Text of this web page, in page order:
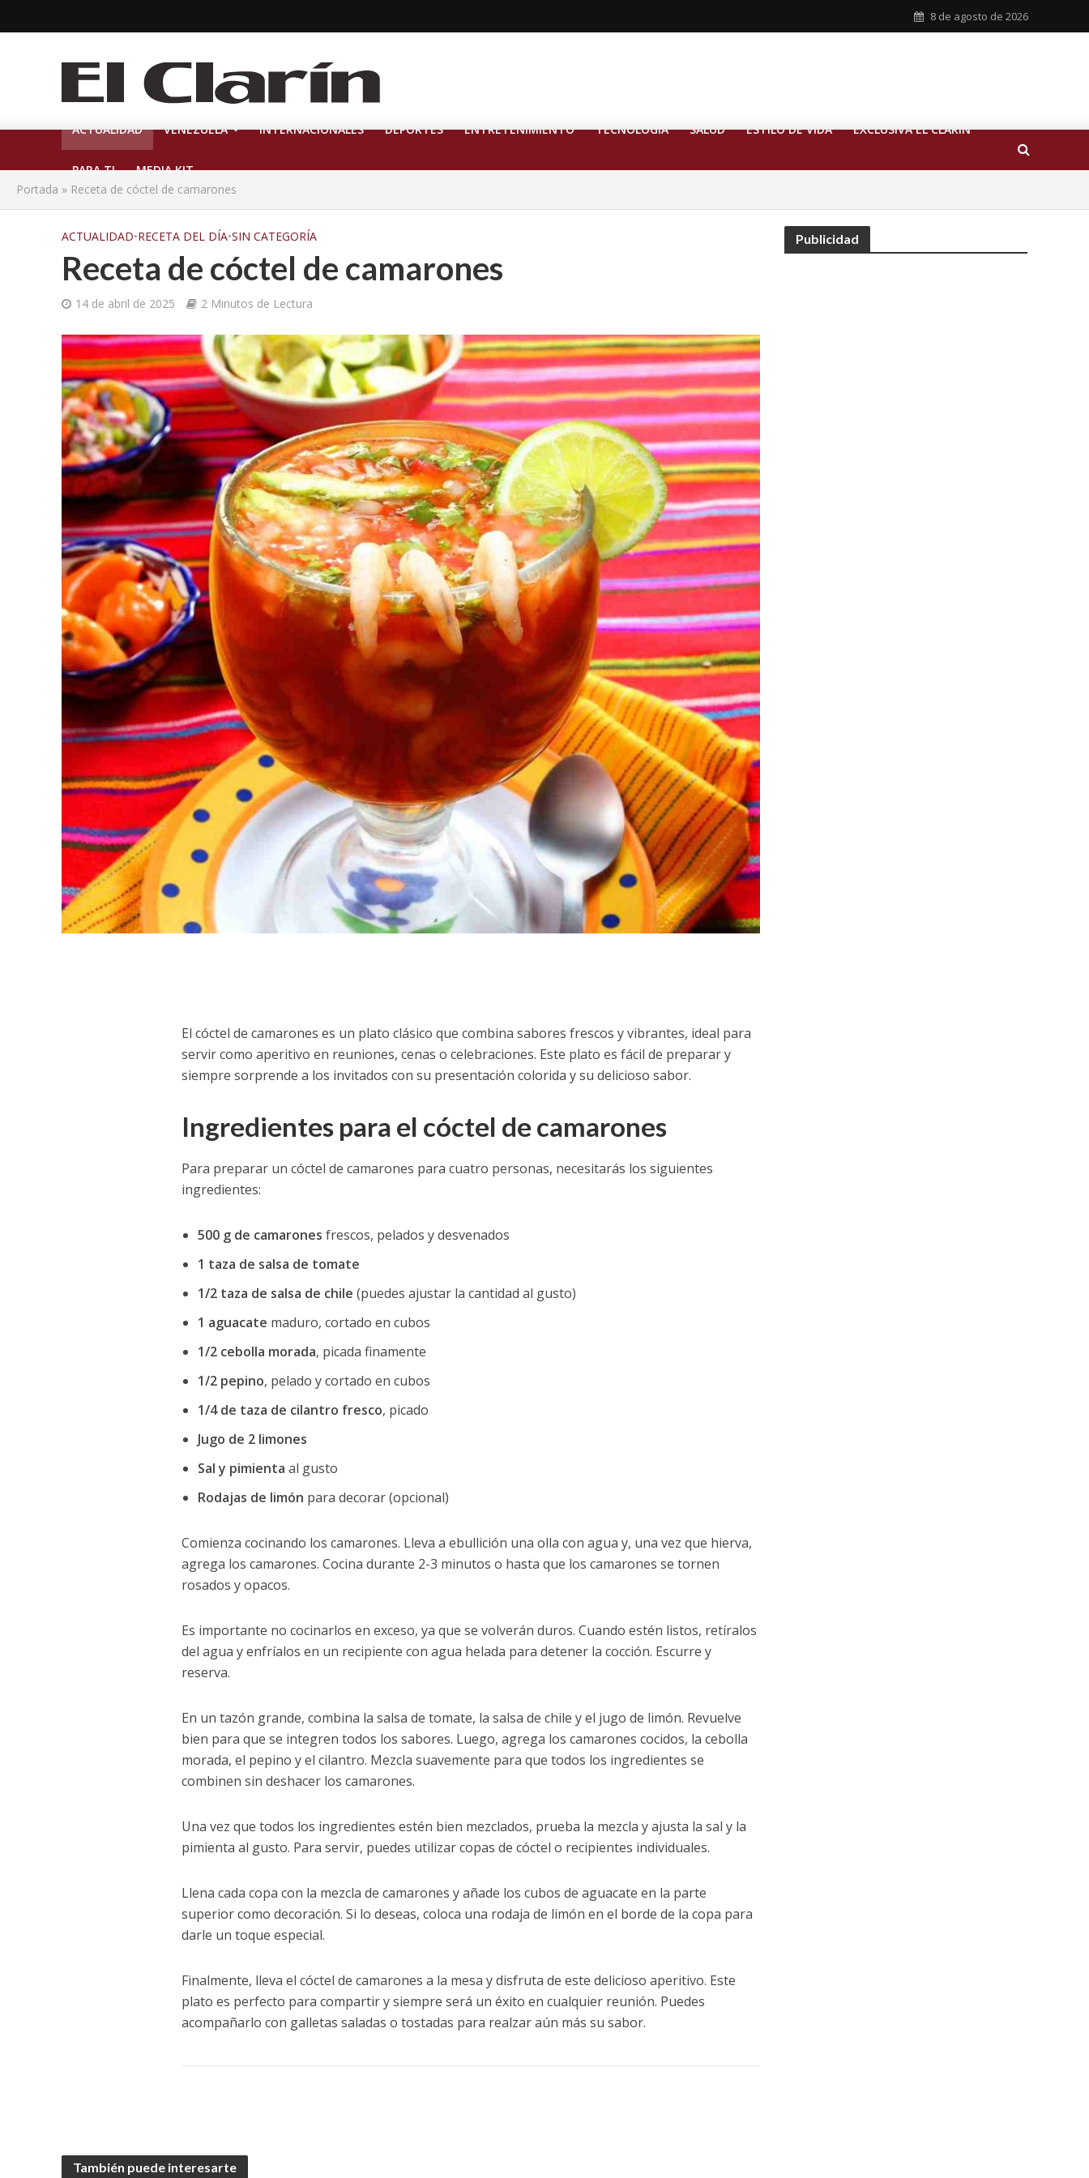
8 de agosto de 2026
ACTUALIDAD VENEZUELA INTERNACIONALES DEPORTES ENTRETENIMIENTO TECNOLOGÍA SALUD ESTILO DE VIDA EXCLUSIVA EL CLARIN
PARA TI
MEDIA KIT
Portada » Receta de cóctel de camarones
ACTUALIDAD•RECETA DEL DÍA•SIN CATEGORÍA
Receta de cóctel de camarones
14 de abril de 2025 2 Minutos de Lectura
El cóctel de camarones es un plato clásico que combina sabores frescos y vibrantes, ideal para
servir como aperitivo en reuniones, cenas o celebraciones. Este plato es fácil de preparar y
siempre sorprende a los invitados con su presentación colorida y su delicioso sabor.
Ingredientes para el cóctel de camarones
Para preparar un cóctel de camarones para cuatro personas, necesitarás los siguientes
ingredientes:
500 g de camarones frescos, pelados y desvenados
1 taza de salsa de tomate
1/2 taza de salsa de chile (puedes ajustar la cantidad al gusto)
1 aguacate maduro, cortado en cubos
1/2 cebolla morada, picada finamente
1/2 pepino, pelado y cortado en cubos
1/4 de taza de cilantro fresco, picado
Jugo de 2 limones
Sal y pimienta al gusto
Rodajas de limón para decorar (opcional)
Comienza cocinando los camarones. Lleva a ebullición una olla con agua y, una vez que hierva,
agrega los camarones. Cocina durante 2-3 minutos o hasta que los camarones se tornen
rosados y opacos.
Es importante no cocinarlos en exceso, ya que se volverán duros. Cuando estén listos, retíralos
del agua y enfríalos en un recipiente con agua helada para detener la cocción. Escurre y
reserva.
En un tazón grande, combina la salsa de tomate, la salsa de chile y el jugo de limón. Revuelve
bien para que se integren todos los sabores. Luego, agrega los camarones cocidos, la cebolla
morada, el pepino y el cilantro. Mezcla suavemente para que todos los ingredientes se
combinen sin deshacer los camarones.
Una vez que todos los ingredientes estén bien mezclados, prueba la mezcla y ajusta la sal y la
pimienta al gusto. Para servir, puedes utilizar copas de cóctel o recipientes individuales.
Llena cada copa con la mezcla de camarones y añade los cubos de aguacate en la parte
superior como decoración. Si lo deseas, coloca una rodaja de limón en el borde de la copa para
darle un toque especial.
Finalmente, lleva el cóctel de camarones a la mesa y disfruta de este delicioso aperitivo. Este
plato es perfecto para compartir y siempre será un éxito en cualquier reunión. Puedes
acompañarlo con galletas saladas o tostadas para realzar aún más su sabor.
También puede interesarte
Publicidad